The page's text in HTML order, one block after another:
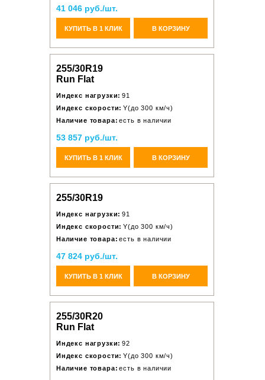
41 046 руб./шт.
КУПИТЬ В 1 КЛИК В КОРЗИНУ
255/30R19
Run Flat
Индекс нагрузки: 91
Индекс скорости: Y(до 300 км/ч)
Наличие товара: есть в наличии
53 857 руб./шт.
КУПИТЬ В 1 КЛИК В КОРЗИНУ
255/30R19
Индекс нагрузки: 91
Индекс скорости: Y(до 300 км/ч)
Наличие товара: есть в наличии
47 824 руб./шт.
КУПИТЬ В 1 КЛИК В КОРЗИНУ
255/30R20
Run Flat
Индекс нагрузки: 92
Индекс скорости: Y(до 300 км/ч)
Наличие товара: есть в наличии